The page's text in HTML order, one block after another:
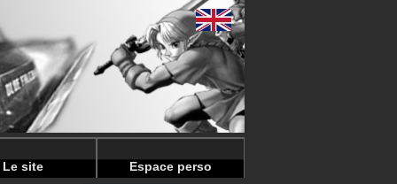
Le site Espace perso